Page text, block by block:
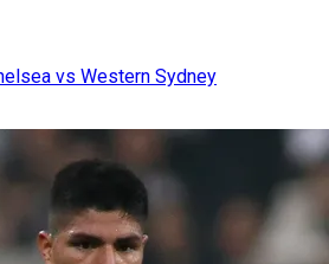
vs Western Sydney